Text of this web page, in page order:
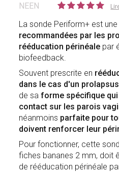
NEEN
La sonde Periform+ est une
recommandées par les
rééducation périnéale par
biofeedback.
Souvent prescrite en
dans le cas d'un prolapsus
de saforme spécifique
contact sur les parois
néanmoins parfaite pour
doivent renforcer leur
Pour fonctionner, cette
fiches bananes 2 mm, doit
de rééducation périnéale